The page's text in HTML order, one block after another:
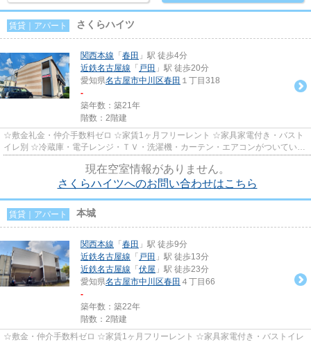
賃貸｜アパート さくらハイツ
関西本線 「 春田 」駅 徒歩4分
近鉄名古屋線 「 戸田 」駅 徒歩20分
愛知県名古屋市中川区春田 １丁目318
-
築年数：築21年
階数：2階建
☆敷金礼金・仲介手数料ゼロ ☆家賃1ヶ月フリーレント ☆家具家電付き・バスト
イレ別 ☆冷蔵庫・電子レンジ・ＴＶ・洗濯機・カーテン・エアコンがついていま
現在空室情報がありません。
さくらハイツへのお問い合わせはこちら
賃貸｜アパート 本城
関西本線 「 春田 」駅 徒歩9分
近鉄名古屋線 「 戸田 」駅 徒歩13分
近鉄名古屋線 「 伏屋 」駅 徒歩23分
愛知県名古屋市中川区春田 ４丁目66
-
築年数：築22年
階数：2階建
☆敷金・仲介手数料ゼロ ☆家賃1ヶ月フリーレント ☆家具家電付き・バストイレ